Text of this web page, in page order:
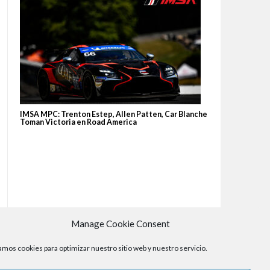
Manage Cookie Consent
cookies para optimizar nuestro sitio web y nuestro servicio.
IMSA MPC: Trenton Estep, Allen Patten, Car Blanche
Toman Victoria en Road America